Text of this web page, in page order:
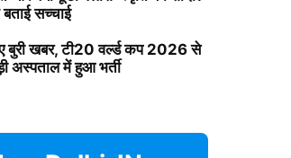
सच्चाई
बुरी खबर, टी20 वर्ल्ड कप 2026 से
अस्पताल में हुआ भर्ती